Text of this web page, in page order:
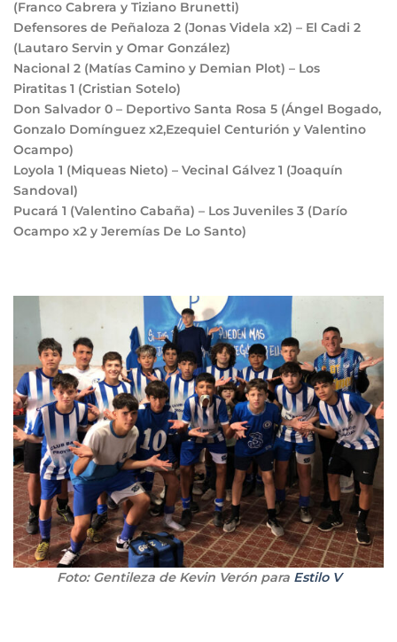
(Franco Cabrera y Tiziano Brunetti)
Defensores de Peñaloza 2 (Jonas Videla x2) – El Cadi 2
(Lautaro Servin y Omar González)
Nacional 2 (Matías Camino y Demian Plot) – Los
Piratitas 1 (Cristian Sotelo)
Don Salvador 0 – Deportivo Santa Rosa 5 (Ángel Bogado,
Gonzalo Domínguez x2,Ezequiel Centurión y Valentino
Ocampo)
Loyola 1 (Miqueas Nieto) – Vecinal Gálvez 1 (Joaquín
Sandoval)
Pucará 1 (Valentino Cabaña) – Los Juveniles 3 (Darío
Ocampo x2 y Jeremías De Lo Santo)
Foto: Gentileza de Kevin Verón para Estilo V